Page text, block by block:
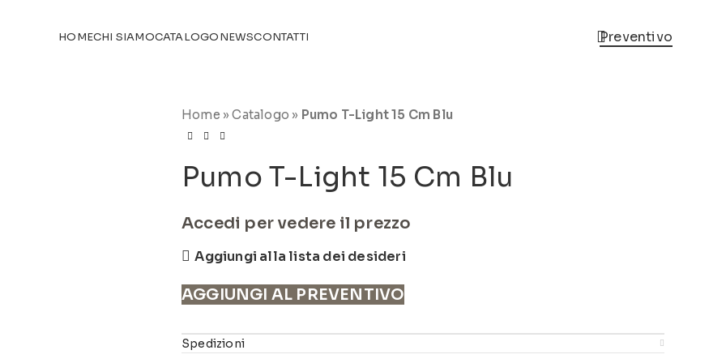
HOMECHI SIAMOCATALOGONEWSCONTATTI Preventivo
Home »Catalogo » Pumo T-Light 15 Cm Blu
Pumo T-Light 15 Cm Blu
Accedi per vedere il prezzo
Aggiungi alla lista dei desideri
AGGIUNGI AL PREVENTIVO
Spedizioni